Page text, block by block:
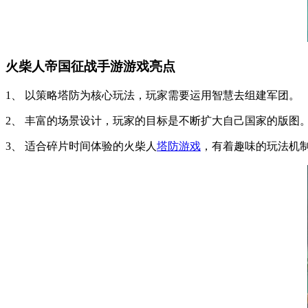
火柴人帝国征战手游游戏亮点
1、 以策略塔防为核心玩法，玩家需要运用智慧去组建军团。
2、 丰富的场景设计，玩家的目标是不断扩大自己国家的版图
3、 适合碎片时间体验的火柴人 塔防游戏 ，有着趣味的玩法机